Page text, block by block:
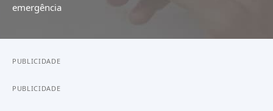
emergência
PUBLICIDADE
PUBLICIDADE